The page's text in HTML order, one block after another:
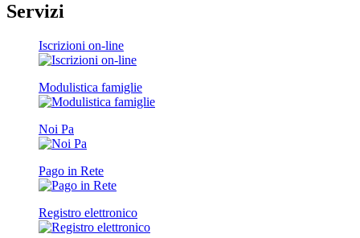
Servizi
Iscrizioni on-line
Modulistica famiglie
Noi Pa
Pago in Rete
Registro elettronico